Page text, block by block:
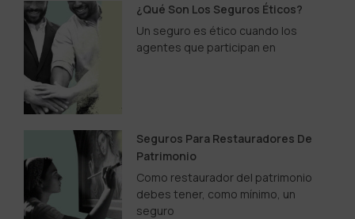
¿Qué Son Los Seguros Éticos?
Un seguro es ético cuando los
agentes que participan en
Seguros Para Restauradores De
Patrimonio
Como restaurador del patrimonio
debes tener, como mínimo, un
seguro